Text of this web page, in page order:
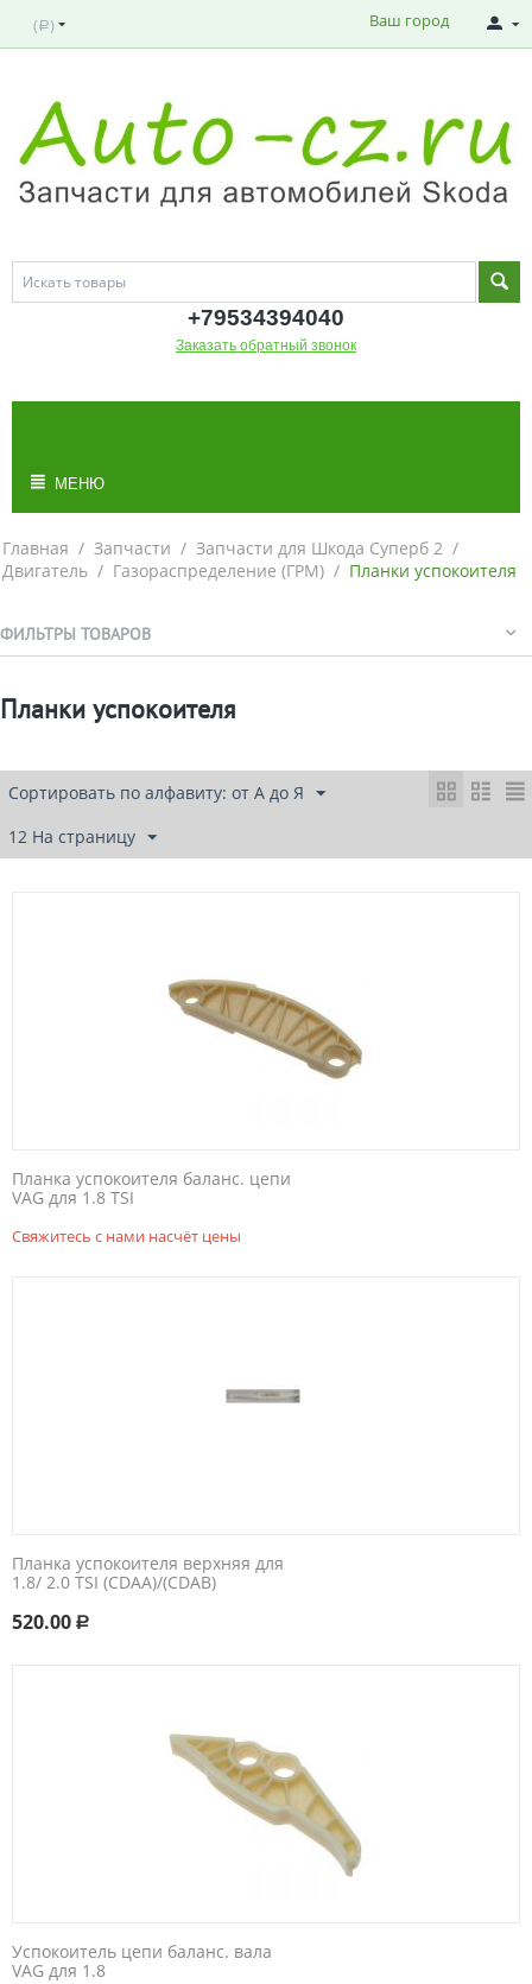
( Р ) Ваш город
+79534394040
Заказать обратный звонок
МЕНЮ
Главная / Запчасти / Запчасти для Шкода Суперб 2 /
Двигатель / Газораспределение (ГРМ) / Планки успокоителя
ФИЛЬТРЫ ТОВАРОВ
Планки успокоителя
Сортировать по алфавиту: от А до Я
12 На страницу
Планка успокоителя баланс. цепи
VAG для 1.8 TSI
Свяжитесь с нами насчёт цены
Планка успокоителя верхняя для
1.8/ 2.0 TSI (CDAA)/(CDAB)
520.00 Р
Успокоитель цепи баланс. вала
VAG для 1.8